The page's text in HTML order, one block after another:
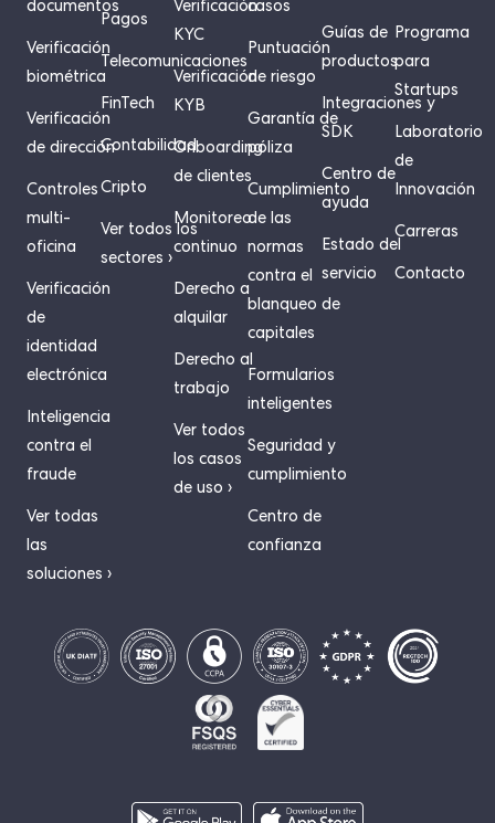
documentos
Verificación
biométrica
Verificación
de dirección
Controles
multi-
oficina
Verificación
de
identidad
electrónica
Inteligencia
contra el
fraude
Ver todas
las
soluciones ›
Pagos
Telecomunicaciones
FinTech
Contabilidad
Cripto
Ver todos los
sectores ›
Verificación
KYC
Verificación
KYB
Onboarding
de clientes
Monitoreo
continuo
Derecho a
alquilar
Derecho al
trabajo
Ver todos
los casos
de uso ›
casos
Puntuación
de riesgo
Garantía de
póliza
Cumplimiento
de las
normas
contra el
blanqueo de
capitales
Formularios
inteligentes
Seguridad y
cumplimiento
Centro de
confianza
Guías de
productos
Integraciones y
SDK
Centro de
ayuda
Estado del
servicio
Programa
para
Startups
Laboratorio
de
Innovación
Carreras
Contacto